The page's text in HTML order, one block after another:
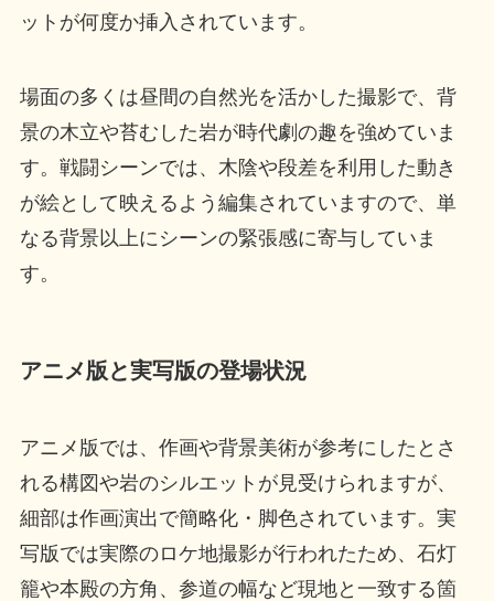
ットが何度か挿入されています。
場面の多くは昼間の自然光を活かした撮影で、背
景の木立や苔むした岩が時代劇の趣を強めていま
す。戦闘シーンでは、木陰や段差を利用した動き
が絵として映えるよう編集されていますので、単
なる背景以上にシーンの緊張感に寄与していま
す。
アニメ版と実写版の登場状況
アニメ版では、作画や背景美術が参考にしたとさ
れる構図や岩のシルエットが見受けられますが、
細部は作画演出で簡略化・脚色されています。実
写版では実際のロケ地撮影が行われたため、石灯
籠や本殿の方角、参道の幅など現地と一致する箇